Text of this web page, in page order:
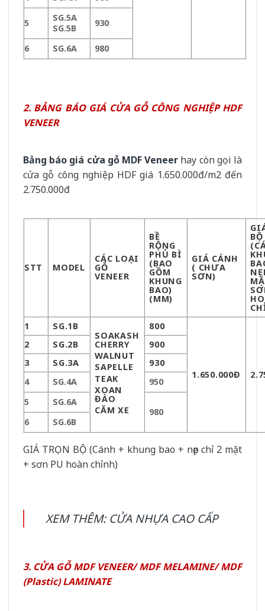
5
SG.5A
SG.5B
930
6 SG.6A 980
2. BẢNG BÁO GIÁ CỬA GỖ CÔNG NGHIỆP HDF
VENEER
Bảng báo giá cửa gỗ MDF Veneer hay còn gọi là
cửa gỗ công nghiệp HDF giá 1.650.000đ/m2 đến
2.750.000đ
STT MODEL
CÁC LOẠI
GỖ
VENEER
BỀ
RỘNG
PHỦ BÌ
(BAO
GỒM
KHUNG
BAO)
(MM)
GIÁ CÁNH
( CHƯA
SƠN)
BỘ
1
SG.1B
SOAKASH
CHERRY
WALNUT
SAPELLE
TEAK
XOAN
ĐÀO
CĂM XE
800
1.650.000Đ
2 SG.2B
900
3
SG.3A
930
4
SG.4A
950
5
SG.6A
980
6
SG.6B
GIÁ TRỌN BỘ (Cánh + khung bao + nẹp chỉ 2 mặt
+ sơn PU hoàn chỉnh)
XEM THÊM: CỬA NHỰA CAO CẤP
3. CỬA GỖ MDF VENEER/ MDF MELAMINE/ MDF
(Plastic) LAMINATE